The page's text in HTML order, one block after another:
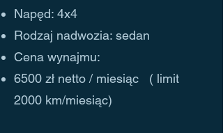
Napęd: 4x4
Rodzaj nadwozia: sedan
Cena wynajmu:
6500 zł netto / miesiąc ( limit
2000 km/miesiąc)